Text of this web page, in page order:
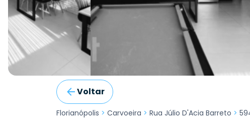
Voltar
Florianópolis > Carvoeira > Rua Júlio D'Acia Barreto >